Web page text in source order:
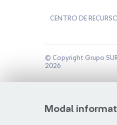
Modal
CENTRO DE
© Copyright Grupo
2026